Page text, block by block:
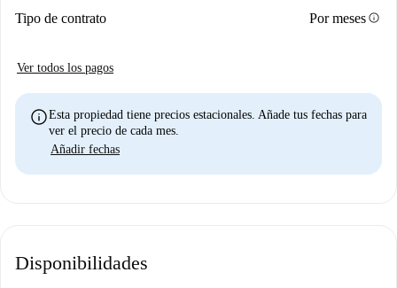
Tipo de contrato Por mesesinfo
Ver todos los pagos
infoEsta propiedad tiene precios estacionales. Añade tus fechas para
ver el precio de cada mes.
Añadir fechas
Disponibilidades